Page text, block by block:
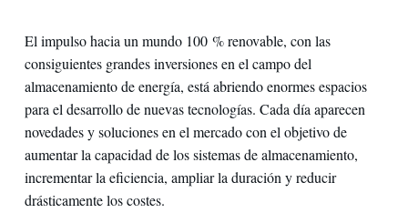
El impulso hacia un mundo 100 % renovable, con las
consiguientes grandes inversiones en el campo del
almacenamiento de energía, está abriendo enormes espacios
para el desarrollo de nuevas tecnologías. Cada día aparecen
novedades y soluciones en el mercado con el objetivo de
aumentar la capacidad de los sistemas de almacenamiento,
incrementar la eficiencia, ampliar la duración y reducir
drásticamente los costes.